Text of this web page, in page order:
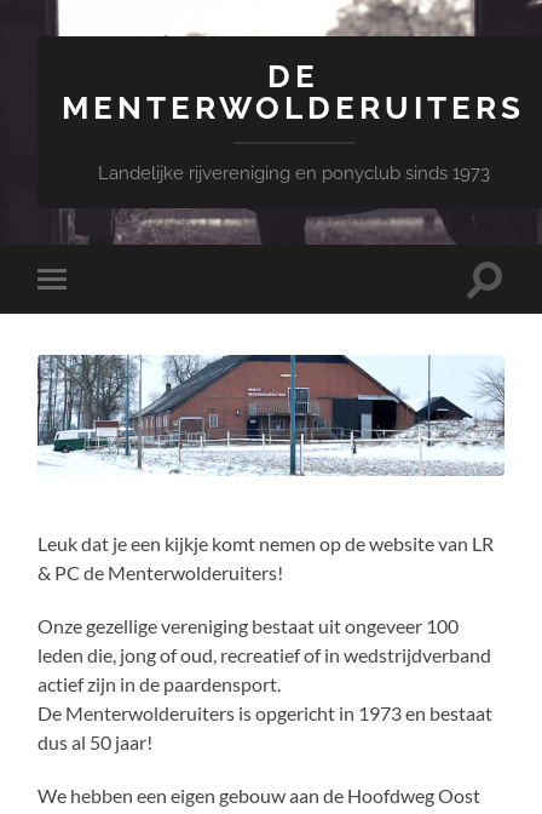
DE
MENTERWOLDERUITERS
Landelijke rijvereniging en ponyclub sinds 1973
Toggle
mobiel
Toggle
Leuk dat je een kijkje komt nemen op de website van LR
& PC de Menterwolderuiters!
Onze gezellige vereniging bestaat uit ongeveer 100
leden die, jong of oud, recreatief of in wedstrijdverband
actief zijn in de paardensport.
De Menterwolderuiters is opgericht in 1973 en bestaat
dus al 50 jaar!
We hebben een eigen gebouw aan de Hoofdweg Oost